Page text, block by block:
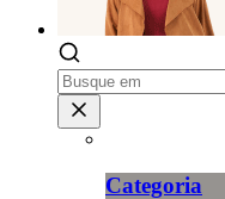
Categoria